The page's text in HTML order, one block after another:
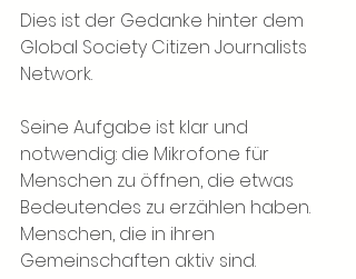
Dies ist der Gedanke hinter dem
Global Society Citizen Journalists
Network.
Seine Aufgabe ist klar und
notwendig: die Mikrofone für
Menschen zu öffnen, die etwas
Bedeutendes zu erzählen haben.
Menschen, die in ihren
Gemeinschaften aktiv sind.